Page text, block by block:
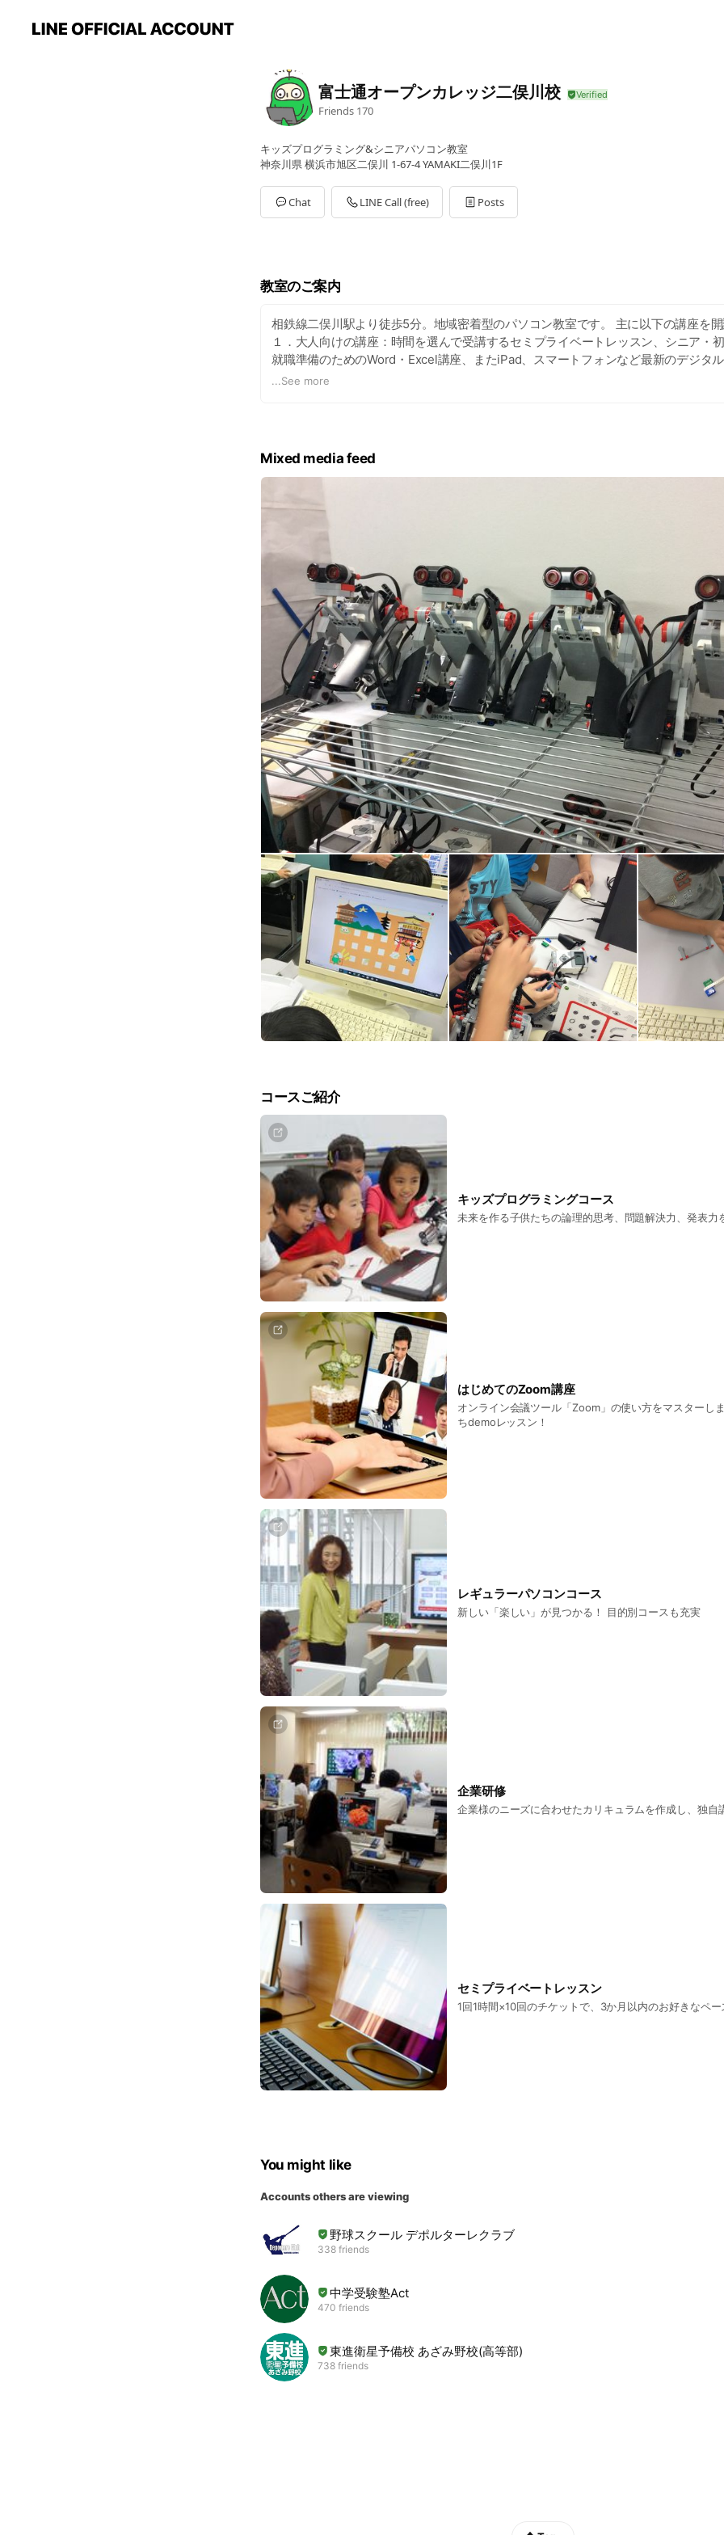
富士通オープンカレッジ二俣川校
Friends 170
キッズプログラミング&シニアパソコン教室
神奈川県 横浜市旭区二俣川 1-67-4 YAMAKI二俣川1F
Chat LINE Call (free) Posts
教室のご案内
相鉄線二俣川駅より徒歩5分。地域密着型のパソコン教室です。 主に以下の講座を開
１．大人向けの講座：時間を選んで受講するセミプライベートレッスン、シニア・初
就職準備のためのWord・Excel講座、またiPad、スマートフォンなど最新のデジタ
ためのスキルが習得できるレッスン、セキュリティ講座など
...See more
Mixed media feed
コースご紹介
キッズプログラミングコース
未来を作る子供たちの論理的思考、問題解決力、発表力
はじめてのZoom講座
オンライン会議ツール「Zoom」の使い方をマスターし
ちdemoレッスン！
レギュラーパソコンコース
新しい「楽しい」が見つかる！ 目的別コースも充実
企業研修
企業様のニーズに合わせたカリキュラムを作成し、独自
セミプライベートレッスン
1回1時間×10回のチケットで、3か月以内のお好きなペー
You might like
Accounts others are viewing
野球スクール デポルターレクラブ
338 friends
中学受験塾Act
470 friends
東進衛星予備校 あざみ野校(高等部)
738 friends